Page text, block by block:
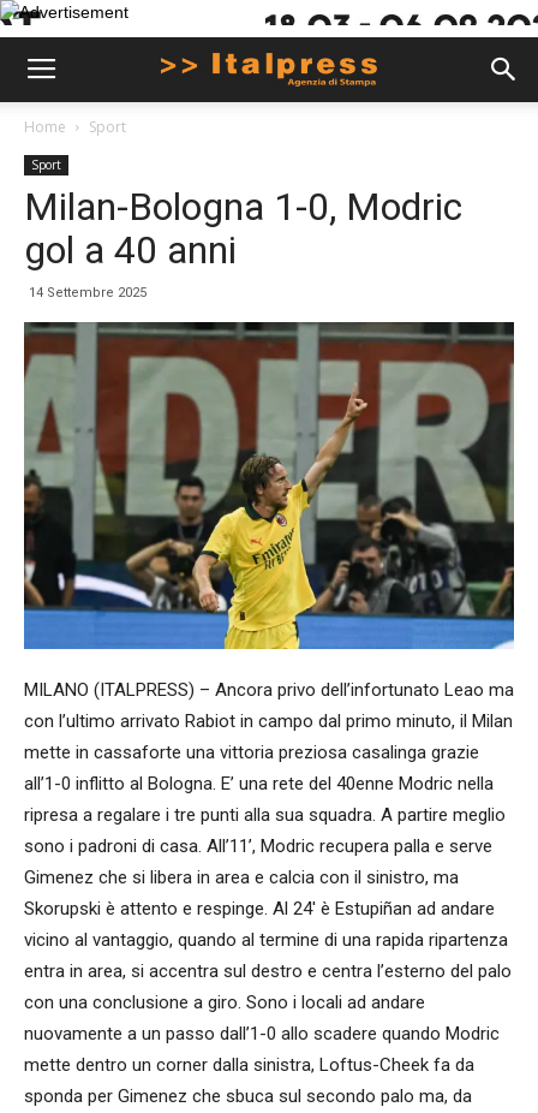
Home Sport
Sport
Milan-Bologna 1-0, Modric
gol a 40 anni
14 Settembre 2025
MILANO (ITALPRESS) – Ancora privo dell’infortunato Leao ma
con l’ultimo arrivato Rabiot in campo dal primo minuto, il Milan
mette in cassaforte una vittoria preziosa casalinga grazie
all’1-0 inflitto al Bologna. E’ una rete del 40enne Modric nella
ripresa a regalare i tre punti alla sua squadra. A partire meglio
sono i padroni di casa. All’11’, Modric recupera palla e serve
Gimenez che si libera in area e calcia con il sinistro, ma
Skorupski è attento e respinge. Al 24′ è Estupiñan ad andare
vicino al vantaggio, quando al termine di una rapida ripartenza
entra in area, si accentra sul destro e centra l’esterno del palo
con una conclusione a giro. Sono i locali ad andare
nuovamente a un passo dall’1-0 allo scadere quando Modric
mette dentro un corner dalla sinistra, Loftus-Cheek fa da
sponda per Gimenez che sbuca sul secondo palo ma, da